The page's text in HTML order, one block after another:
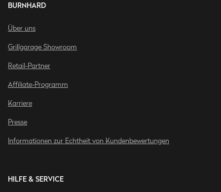
BURNHARD
Über uns
Grillgarage Showroom
Retail-Partner
Affiliate-Programm
Karriere
Presse
Informationen zur Echtheit von Kundenbewertungen
HILFE & SERVICE